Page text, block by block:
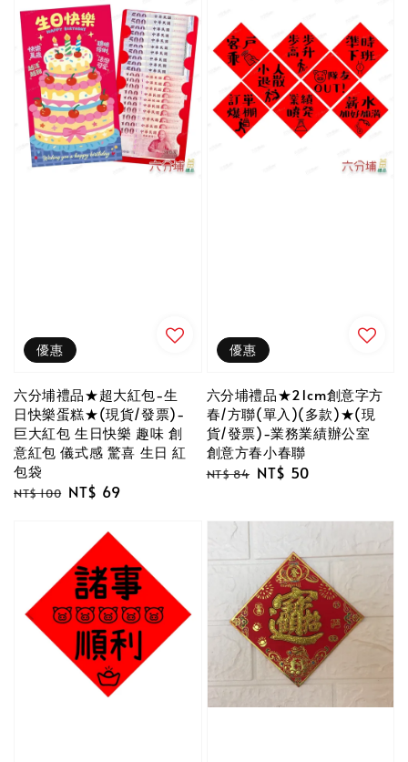
優惠
六分埔禮品★超大紅包-生
日快樂蛋糕★(現貨/發票)-
巨大紅包 生日快樂 趣味 創
意紅包 儀式感 驚喜 生日 紅
包袋
Regular
NT$ 100 Sale
NT$ 69
優惠
六分埔禮品★21cm創意字方
春/方聯(單入)(多款)★(現
貨/發票)-業務業績辦公室
創意方春小春聯
Regular
NT$ 84 Sale
NT$ 50